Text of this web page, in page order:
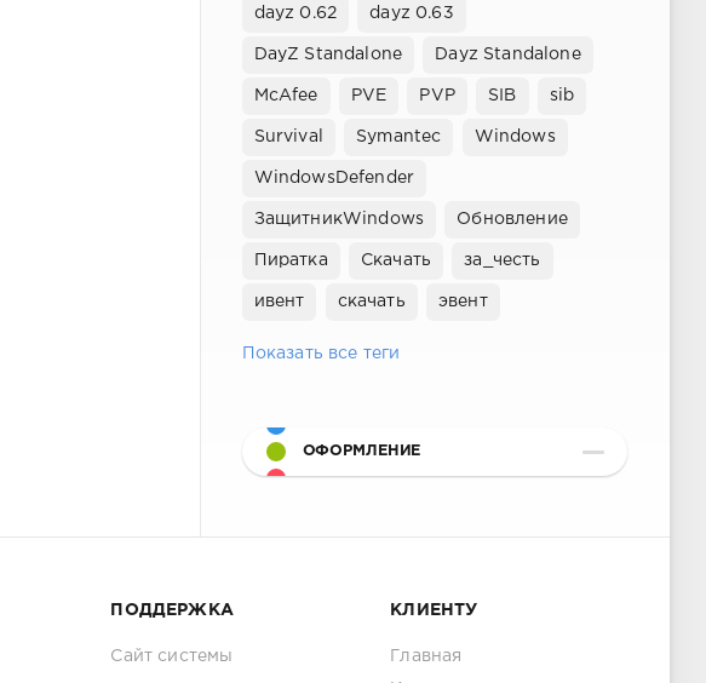
dayz 0.62 dayz 0.63
DayZ Standalone Dayz Standalone
McAfee PVE PVP SIB sib
Survival Symantec Windows
WindowsDefender
ЗащитникWindows Обновление
Пиратка Скачать за_честь
ивент скачать эвент
Показать все теги
ОФОРМЛЕНИЕ
ПОДДЕРЖКА
Сайт системы
КЛИЕНТУ
Главная